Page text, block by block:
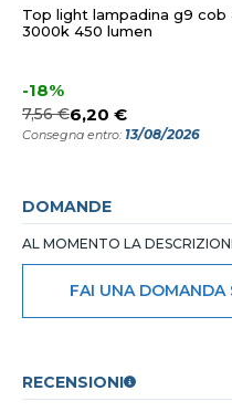
Top light lampadina g9 cob
3000k 450 lumen
-18%
7,56 €6,20 €
Consegna entro: 13/08/2026
DOMANDE
AL MOMENTO LA
FAI UNA
RECENSIONI